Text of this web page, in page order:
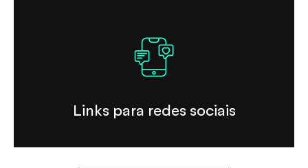
Links para redes sociais